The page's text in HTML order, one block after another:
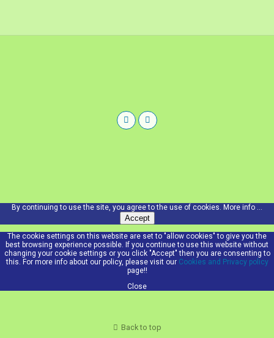
By continuing to use the site, you agree to the use of cookies. More info ...
Accept
The cookie settings on this website are set to "allow cookies" to give you the
best browsing experience possible. If you continue to use this website without
changing your cookie settings or you click "Accept" then you are consenting to
this. For more info about our policy, please visit our Cookies and Privacy policy
page!!
Close
Back to top